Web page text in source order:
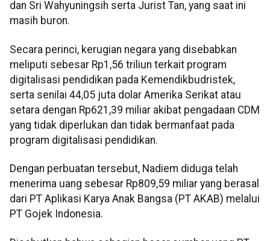
dan Sri Wahyuningsih serta Jurist Tan, yang saat ini
masih buron.
Secara perinci, kerugian negara yang disebabkan
meliputi sebesar Rp1,56 triliun terkait program
digitalisasi pendidikan pada Kemendikbudristek,
serta senilai 44,05 juta dolar Amerika Serikat atau
setara dengan Rp621,39 miliar akibat pengadaan CDM
yang tidak diperlukan dan tidak bermanfaat pada
program digitalisasi pendidikan.
Dengan perbuatan tersebut, Nadiem diduga telah
menerima uang sebesar Rp809,59 miliar yang berasal
dari PT Aplikasi Karya Anak Bangsa (PT AKAB) melalui
PT Gojek Indonesia.